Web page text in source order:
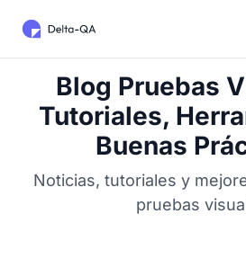
Blog Pruebas
Tutoriales,
Buenas
Noticias, tutoriales y
pruebas